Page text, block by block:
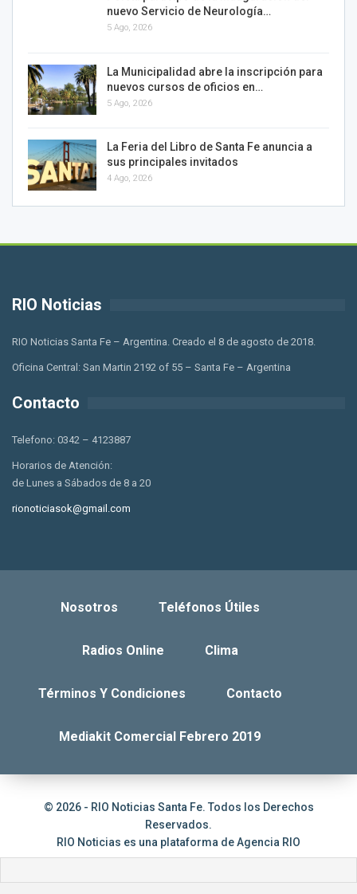
nuevo Servicio de Neurología…
5 Ago, 2026
La Municipalidad abre la inscripción para
nuevos cursos de oficios en…
5 Ago, 2026
La Feria del Libro de Santa Fe anuncia a
sus principales invitados
4 Ago, 2026
RIO Noticias
RIO Noticias Santa Fe – Argentina. Creado el 8 de agosto de 2018.
Oficina Central: San Martin 2192 of 55 – Santa Fe – Argentina
Contacto
Telefono: 0342 – 4123887
Horarios de Atención:
de Lunes a Sábados de 8 a 20
rionoticiasok@gmail.com
Nosotros Teléfonos Útiles
Radios Online Clima
Términos Y Condiciones Contacto
Mediakit Comercial Febrero 2019
© 2026 - RIO Noticias Santa Fe. Todos los Derechos
Reservados.
RIO Noticias es una plataforma deAgencia RIO